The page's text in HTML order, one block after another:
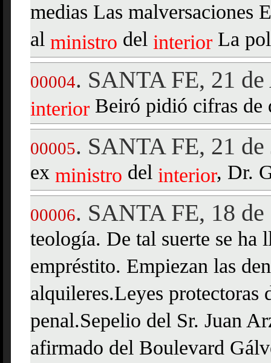
medias Las malversaciones
al ministro del interior La
00004. SANTA FE, 21
interior Beiró pidió cifras de
00005. SANTA FE, 21
ex ministro del interior, Dr.
00006. SANTA FE, 18
teología. De tal suerte se ha
empréstito. Empiezan las
alquileres.Leyes
penal.Sepelio del Sr. Juan
afirmado del Boulevard